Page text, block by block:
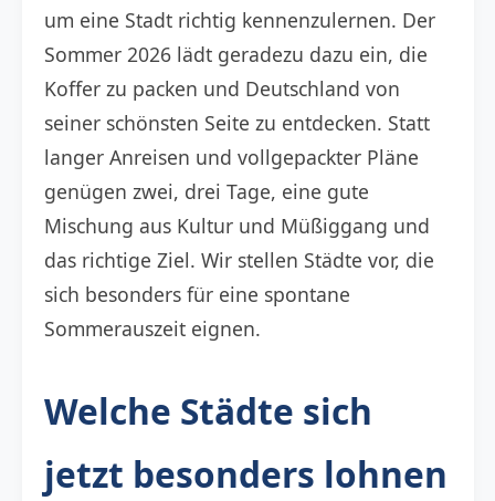
um eine Stadt richtig kennenzulernen. Der
Sommer 2026 lädt geradezu dazu ein, die
Koffer zu packen und Deutschland von
seiner schönsten Seite zu entdecken. Statt
langer Anreisen und vollgepackter Pläne
genügen zwei, drei Tage, eine gute
Mischung aus Kultur und Müßiggang und
das richtige Ziel. Wir stellen Städte vor, die
sich besonders für eine spontane
Sommerauszeit eignen.
Welche Städte sich
jetzt besonders lohnen